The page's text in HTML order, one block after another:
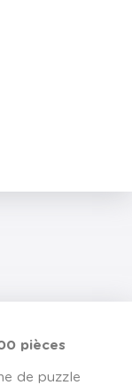
pièces
de puzzle